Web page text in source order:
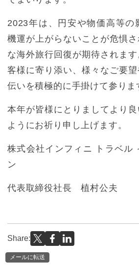
2023年は、円安や物価高等の
機運が上がらないことが危惧
な海外旅行回復が期待されま
客様に寄り添い、様々なご要
伝いを積極的に手掛けて参りま
本年が皆様にとりましてより
ようにお祈り申し上げます。
株式会社インフィニ トラベル
ン
代表取締役社長 植村公夫
Share:
メールに転送